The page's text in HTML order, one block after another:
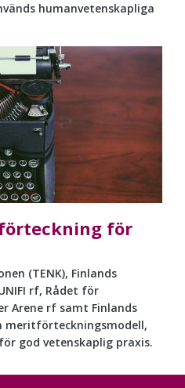
humanvetenskapliga
för
(TENK), Finlands
rf, Rådet för
Arene rf samt Finlands
meritförteckningsmodell,
god vetenskaplig praxis.